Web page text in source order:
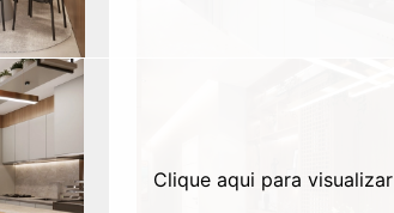
Clique aqui para visualizar